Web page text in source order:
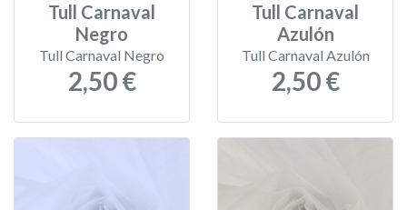
Tull Carnaval
Negro
Tull Carnaval Negro
2,50 €
Tull Carnaval
Azulón
Tull Carnaval Azulón
2,50 €